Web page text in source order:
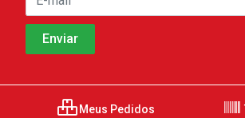
Meus Pedidos